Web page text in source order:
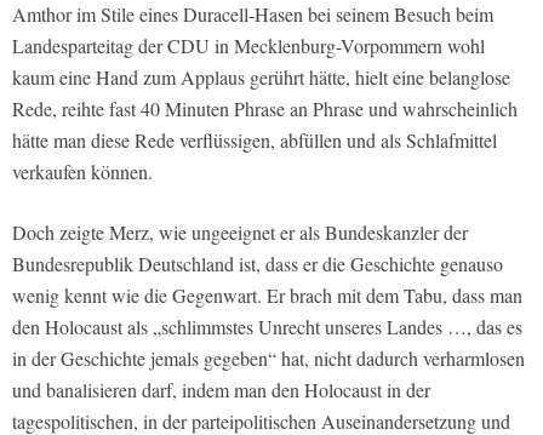
Amthor im Stile eines Duracell-Hasen bei seinem Besuch beim
Landesparteitag der CDU in Mecklenburg-Vorpommern wohl
kaum eine Hand zum Applaus gerührt hätte, hielt eine belanglose
Rede, reihte fast 40 Minuten Phrase an Phrase und wahrscheinlich
hätte man diese Rede verflüssigen, abfüllen und als Schlafmittel
verkaufen können.
Doch zeigte Merz, wie ungeeignet er als Bundeskanzler der
Bundesrepublik Deutschland ist, dass er die Geschichte genauso
wenig kennt wie die Gegenwart. Er brach mit dem Tabu, dass man
den Holocaust als „schlimmstes Unrecht unseres Landes …, das es
in der Geschichte jemals gegeben“ hat, nicht dadurch verharmlosen
und banalisieren darf, indem man den Holocaust in der
tagespolitischen, in der parteipolitischen Auseinandersetzung und